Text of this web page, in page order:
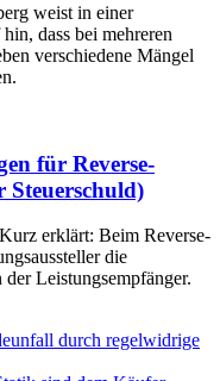
weist in einer
dass bei mehreren
verschiedene Mängel
für Reverse-
Steuerschuld)
erklärt: Beim Reverse-
die
der Leistungsempfänger.
durch regelwidrige